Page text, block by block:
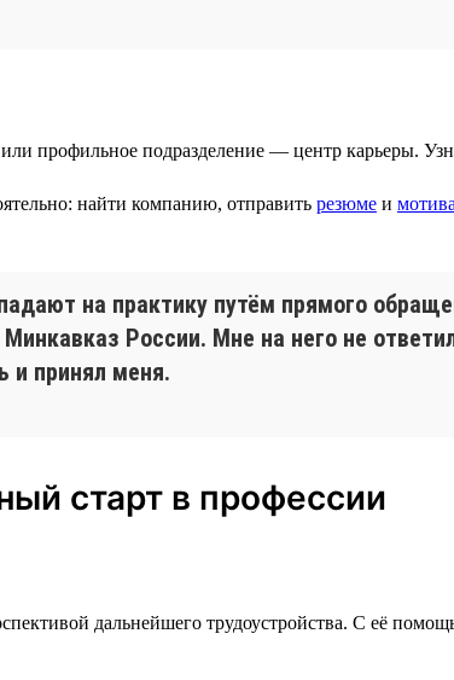
профильное подразделение — центр карьеры.
найти компанию, отправить резюме и
на практику путём прямого
России. Мне на него не
и принял меня.
старт в профессии
дальнейшего трудоустройства. С её